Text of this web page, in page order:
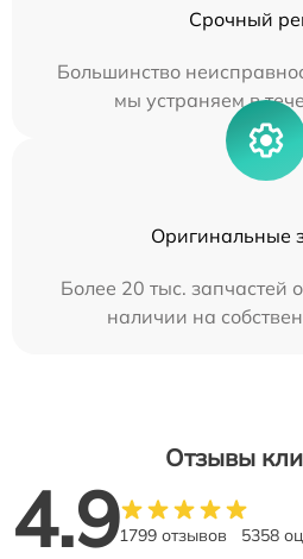
Срочный
Большинство
мы устраняем в
Оригинальные
Более 20 тыс. запчастей
наличии на
Отзывы
4.91799 отзывов 5358